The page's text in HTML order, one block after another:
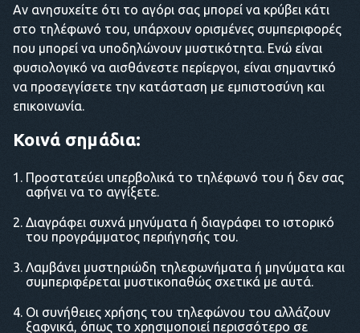
Αν ανησυχείτε ότι το αγόρι σας μπορεί να κρύβει κάτι
στο τηλέφωνό του, υπάρχουν ορισμένες συμπεριφορές
που μπορεί να υποδηλώνουν μυστικότητα. Ενώ είναι
φυσιολογικό να αισθάνεστε περίεργοι, είναι σημαντικό
να προσεγγίσετε την κατάσταση με εμπιστοσύνη και
επικοινωνία.
Κοινά σημάδια:
Προστατεύει υπερβολικά το τηλέφωνό του ή δεν σας
αφήνει να το αγγίξετε.
Διαγράφει συχνά μηνύματα ή διαγράφει το ιστορικό
του προγράμματος περιήγησής του.
Λαμβάνει μυστηριώδη τηλεφωνήματα ή μηνύματα και
συμπεριφέρεται μυστικοπαθώς σχετικά με αυτά.
Οι συνήθειες χρήσης του τηλεφώνου του αλλάζουν
ξαφνικά, όπως το χρησιμοποιεί περισσότερο σε